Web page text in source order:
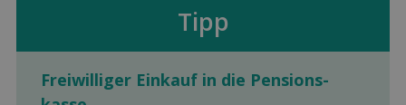
Tipp
Freiwilliger Einkauf in die Pensions­